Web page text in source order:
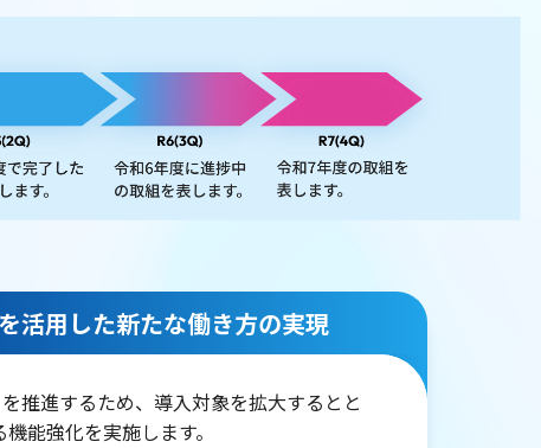
活用した新たな働き方の実現
推進するため、導入対象を拡大するとと
能強化を実施します。